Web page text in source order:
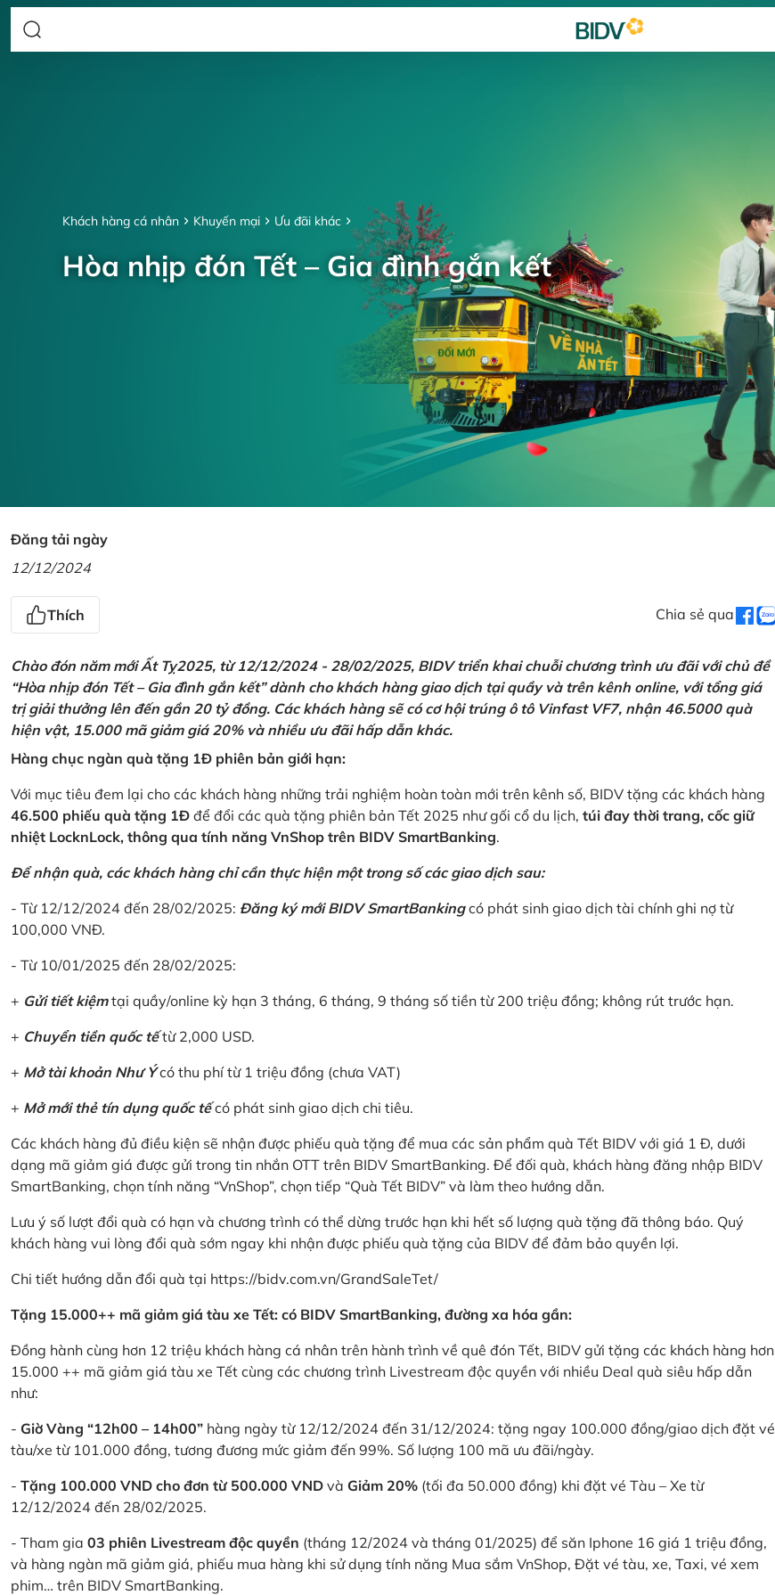
Khách hàng cá nhân Khuyến mại Ưu đãi khác
Hòa nhịp đón Tết – Gia đình gắn kết
Đăng tải ngày
12/12/2024
Thích Chia sẻ qua
Chào đón năm mới Ất Tỵ2025, từ 12/12/2024 - 28/02/2025, BIDV triển khai chuỗi chương trình ưu đãi với chủ đề
“Hòa nhịp đón Tết – Gia đình gắn kết” dành cho khách hàng giao dịch tại quầy và trên kênh online, với tổng giá
trị giải thưởng lên đến gần 20 tỷ đồng. Các khách hàng sẽ có cơ hội trúng ô tô Vinfast VF7, nhận 46.5000 quà
hiện vật, 15.000 mã giảm giá 20% và nhiều ưu đãi hấp dẫn khác.
Hàng chục ngàn quà tặng 1Đ phiên bản giới hạn:
Với mục tiêu đem lại cho các khách hàng những trải nghiệm hoàn toàn mới trên kênh số, BIDV tặng các khách hàng
46.500 phiếu quà tặng 1Đ để đổi các quà tặng phiên bản Tết 2025 như gối cổ du lịch, túi đay thời trang, cốc giữ
nhiệt LocknLock, thông qua tính năng VnShop trên BIDV SmartBanking.
Để nhận quà, các khách hàng chỉ cần thực hiện một trong số các giao dịch sau:
- Từ 12/12/2024 đến 28/02/2025: Đăng ký mới BIDV SmartBankingcó phát sinh giao dịch tài chính ghi nợ từ
100,000 VNĐ.
- Từ 10/01/2025 đến 28/02/2025:
+ Gửi tiết kiệmtại quầy/online kỳ hạn 3 tháng, 6 tháng, 9 tháng số tiền từ 200 triệu đồng; không rút trước hạn.
+ Chuyển tiền quốc tếtừ 2,000 USD.
+ Mở tài khoản Như Ýcó thu phí từ 1 triệu đồng (chưa VAT)
+ Mở mới thẻ tín dụng quốc tếcó phát sinh giao dịch chi tiêu.
Các khách hàng đủ điều kiện sẽ nhận được phiếu quà tặng để mua các sản phẩm quà Tết BIDV với giá 1 Đ, dưới
dạng mã giảm giá được gửi trong tin nhắn OTT trên BIDV SmartBanking. Để đối quà, khách hàng đăng nhập BIDV
SmartBanking, chọn tính năng “VnShop”, chọn tiếp “Quà Tết BIDV” và làm theo hướng dẫn.
Lưu ý số lượt đổi quà có hạn và chương trình có thể dừng trước hạn khi hết số lượng quà tặng đã thông báo. Quý
khách hàng vui lòng đổi quà sớm ngay khi nhận được phiếu quà tặng của BIDV để đảm bảo quyền lợi.
Chi tiết hướng dẫn đổi quà tại https://bidv.com.vn/GrandSaleTet/
Tặng 15.000++ mã giảm giá tàu xe Tết: có BIDV SmartBanking, đường xa hóa gần:
Đồng hành cùng hơn 12 triệu khách hàng cá nhân trên hành trình về quê đón Tết, BIDV gửi tặng các khách hàng hơn
15.000 ++ mã giảm giá tàu xe Tết cùng các chương trình Livestream độc quyền với nhiều Deal quà siêu hấp dẫn
như:
- Giờ Vàng “12h00 – 14h00” hàng ngày từ 12/12/2024 đến 31/12/2024: tặng ngay 100.000 đồng/giao dịch đặt vé
tàu/xe từ 101.000 đồng, tương đương mức giảm đến 99%. Số lượng 100 mã ưu đãi/ngày.
- Tặng 100.000 VND cho đơn từ 500.000 VND và Giảm 20% (tối đa 50.000 đồng) khi đặt vé Tàu – Xe từ
12/12/2024 đến 28/02/2025.
- Tham gia 03 phiên Livestream độc quyền (tháng 12/2024 và tháng 01/2025) để săn Iphone 16 giá 1 triệu đồng,
và hàng ngàn mã giảm giá, phiếu mua hàng khi sử dụng tính năng Mua sắm VnShop, Đặt vé tàu, xe, Taxi, vé xem
phim… trên BIDV SmartBanking.